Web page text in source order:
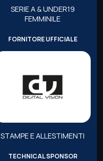
SERIE A & UNDER19
FEMMINILE
FORNITORE UFFICIALE
STAMPE E ALLESTIMENTI
TECHNICAL SPONSOR